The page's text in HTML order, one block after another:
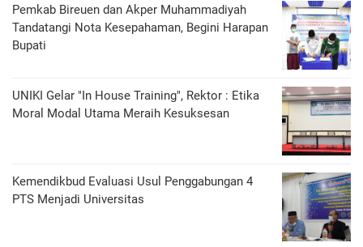
Pemkab Bireuen dan Akper Muhammadiyah
Tandatangi Nota Kesepahaman, Begini Harapan
Bupati
UNIKI Gelar "In House Training", Rektor : Etika
Moral Modal Utama Meraih Kesuksesan
Kemendikbud Evaluasi Usul Penggabungan 4
PTS Menjadi Universitas